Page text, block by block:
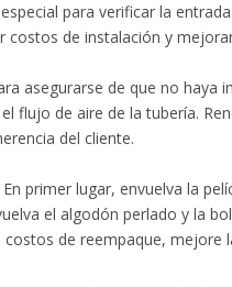
para verificar la
costos de instalación y
asegurarse de que no
flujo de aire de la tubería.
del cliente.
primer lugar, envuelva la
el algodón perlado y la
de reempaque, mejore